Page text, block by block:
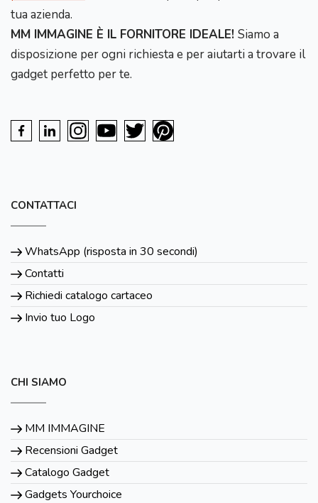
tua azienda.
MM IMMAGINE È IL FORNITORE IDEALE! Siamo a
disposizione per ogni richiesta e per aiutarti a trovare il
gadget perfetto per te.
CONTATTACI
WhatsApp (risposta in 30 secondi)
Contatti
Richiedi catalogo cartaceo
Invio tuo Logo
CHI SIAMO
MM IMMAGINE
Recensioni Gadget
Catalogo Gadget
Gadgets Yourchoice